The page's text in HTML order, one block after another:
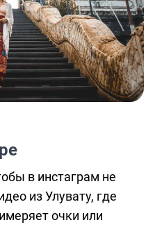
в инстаграм не
из Улувату, где
очки или